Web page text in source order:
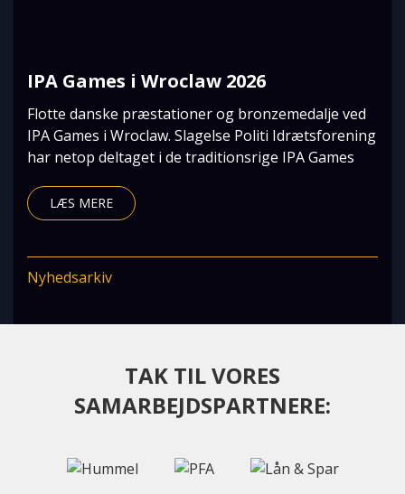
IPA Games i Wroclaw 2026
Flotte danske præstationer og bronzemedalje ved
IPA Games i Wroclaw. Slagelse Politi Idrætsforening
har netop deltaget i de traditionsrige IPA Games
LÆS MERE
Nyhedsarkiv
TAK TIL VORES
SAMARBEJDSPARTNERE: